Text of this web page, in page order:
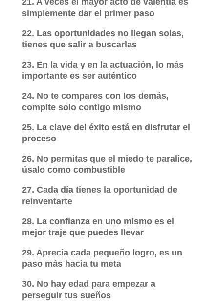
21. A veces el mayor acto de valentía es
simplemente dar el primer paso
22. Las oportunidades no llegan solas,
tienes que salir a buscarlas
23. En la vida y en la actuación, lo más
importante es ser auténtico
24. No te compares con los demás,
compite solo contigo mismo
25. La clave del éxito está en disfrutar el
proceso
26. No permitas que el miedo te paralice,
úsalo como combustible
27. Cada día tienes la oportunidad de
reinventarte
28. La confianza en uno mismo es el
mejor traje que puedes llevar
29. Aprecia cada pequeño logro, es un
paso más hacia tu meta
30. No hay edad para empezar a
perseguir tus sueños